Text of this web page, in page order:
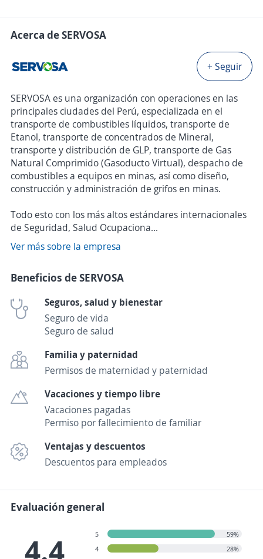
Acerca de SERVOSA
+ Seguir
SERVOSA es una organización con operaciones en las
principales ciudades del Perú, especializada en el
transporte de combustibles líquidos, transporte de
Etanol, transporte de concentrados de Mineral,
transporte y distribución de GLP, transporte de Gas
Natural Comprimido (Gasoducto Virtual), despacho de
combustibles a equipos en minas, así como diseño,
construcción y administración de grifos en minas.
Todo esto con los más altos estándares internacionales
de Seguridad, Salud Ocupaciona...
Ver más sobre la empresa
Beneficios de SERVOSA
Seguros, salud y bienestar
Seguro de vida
Seguro de salud
Familia y paternidad
Permisos de maternidad y paternidad
Vacaciones y tiempo libre
Vacaciones pagadas
Permiso por fallecimiento de familiar
Ventajas y descuentos
Descuentos para empleados
Evaluación general
4.4 5
59%
4
28%